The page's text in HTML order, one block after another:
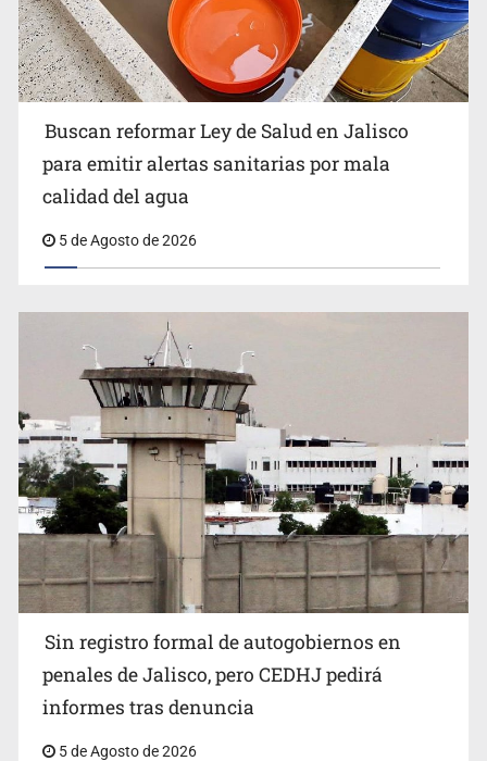
Citarían a Medrano si persiste falta de diálogo con
vecinos de Mirador San Isidro
Buscan reformar Ley de Salud en Jalisco
para emitir alertas sanitarias por mala
calidad del agua
5 de Agosto de 2026
Sin registro formal de autogobiernos en
penales de Jalisco, pero CEDHJ pedirá
informes tras denuncia
5 de Agosto de 2026